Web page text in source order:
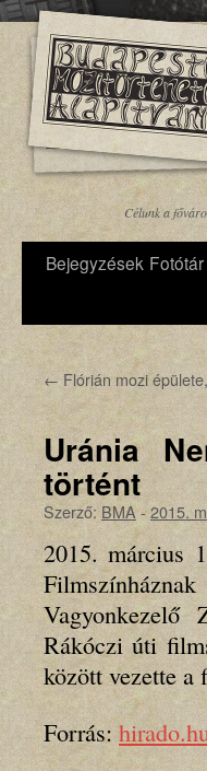
Célunk a
Bejegyzések Fotótár
← Flórián mozi
Uránia
történt
Szerző: BMA-2015.
2015. március
Rákóczi úti
között vezette a
Forrás: